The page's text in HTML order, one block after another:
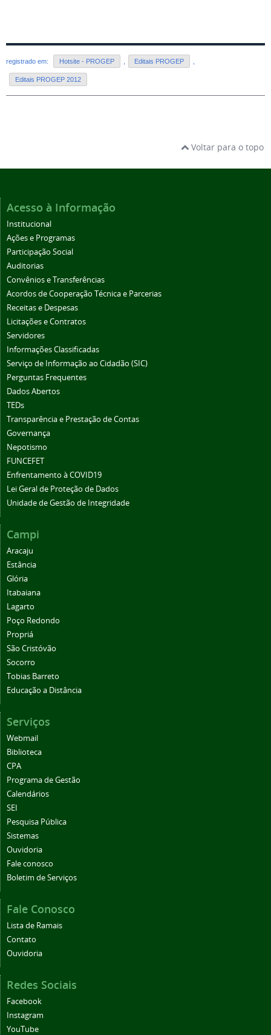
registrado em: Hotsite - PROGEP Editais PROGEP
Editais PROGEP 2012
Voltar para o topo
Acesso à Informação
Institucional
Ações e Programas
Participação Social
Auditorias
Convênios e Transferências
Acordos de Cooperação Técnica e Parcerias
Receitas e Despesas
Licitações e Contratos
Servidores
Informações Classificadas
Serviço de Informação ao Cidadão (SIC)
Perguntas Frequentes
Dados Abertos
TEDs
Transparência e Prestação de Contas
Governança
Nepotismo
FUNCEFET
Enfrentamento à COVID19
Lei Geral de Proteção de Dados
Unidade de Gestão de Integridade
Campi
Aracaju
Estância
Glória
Itabaiana
Lagarto
Poço Redondo
Propriá
São Cristóvão
Socorro
Tobias Barreto
Educação a Distância
Serviços
Webmail
Biblioteca
CPA
Programa de Gestão
Calendários
SEI
Pesquisa Pública
Sistemas
Ouvidoria
Fale conosco
Boletim de Serviços
Fale Conosco
Lista de Ramais
Contato
Ouvidoria
Redes Sociais
Facebook
Instagram
YouTube